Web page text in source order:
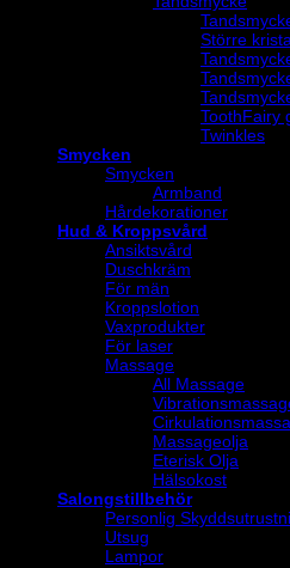
Större
ToothFairy
Twinkles
Smycken
Smycken
Armband
Hårdekorationer
Hud & Kroppsvård
Ansiktsvård
Duschkräm
För män
Kroppslotion
Vaxprodukter
För laser
Massage
All Massage
Massageolja
Eterisk Olja
Hälsokost
Salongstillbehör
Personlig
Utsug
Lampor